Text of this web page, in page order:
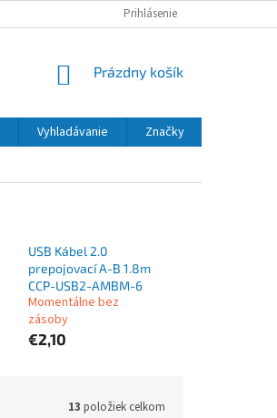
Prihlásenie
NÁKUPNÝ
Prázdny košík
Vyhladávanie
Značky
USB Kábel 2.0
prepojovací A-B 1.8m
CCP-USB2-AMBM-6
Momentálne bez
zásoby
€2,10
13 položiek celkom